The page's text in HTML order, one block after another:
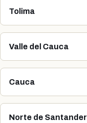
Tolima
Valle del Cauca
Cauca
Norte de Santander